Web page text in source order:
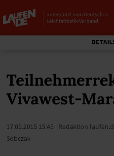
Vivawest-
17.05.2015 15:45 | Redaktion
Sobczak